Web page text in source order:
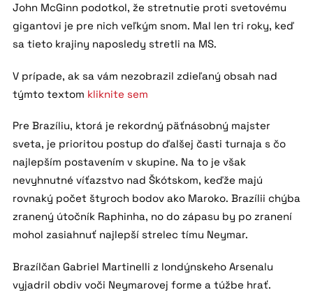
John McGinn podotkol, že stretnutie proti svetovému
gigantovi je pre nich veľkým snom. Mal len tri roky, keď
sa tieto krajiny naposledy stretli na MS.
V prípade, ak sa vám nezobrazil zdieľaný obsah nad
týmto textom kliknite sem
Pre Brazíliu, ktorá je rekordný päťnásobný majster
sveta, je prioritou postup do ďalšej časti turnaja s čo
najlepším postavením v skupine. Na to je však
nevyhnutné víťazstvo nad Škótskom, keďže majú
rovnaký počet štyroch bodov ako Maroko. Brazílii chýba
zranený útočník Raphinha, no do zápasu by po zranení
mohol zasiahnuť najlepší strelec tímu Neymar.
Brazílčan Gabriel Martinelli z londýnskeho Arsenalu
vyjadril obdiv voči Neymarovej forme a túžbe hrať.